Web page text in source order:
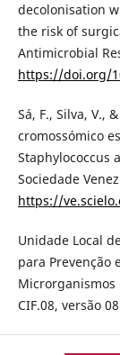
decolonisation
the risk of
Antimicrobial
https://doi.org/
Sá, F., Silva, V.,
cromossómico
Staphylococcus
Sociedade
https://
Unidade Local
para Prevenção
Microrganismos
CIF.08, versão